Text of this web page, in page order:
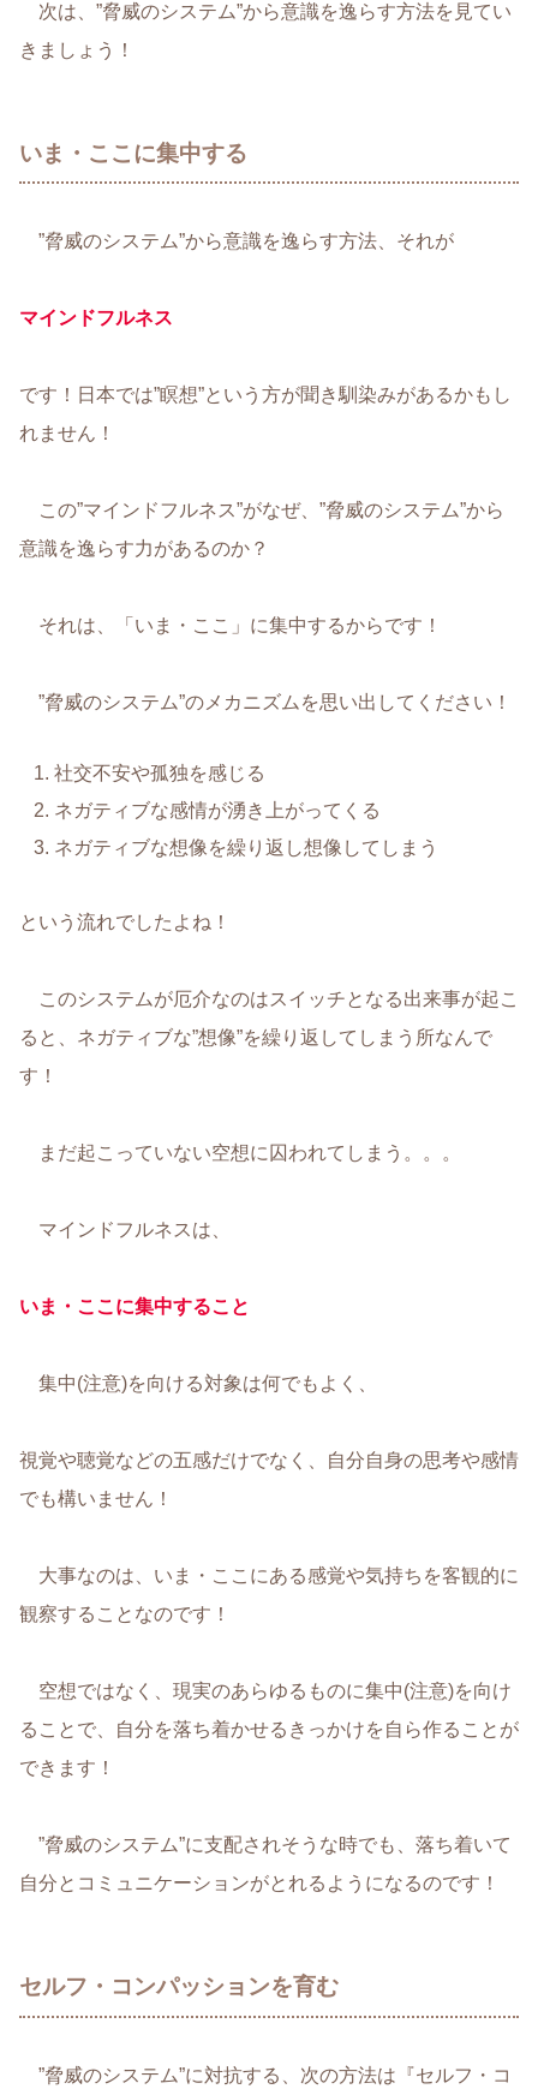
次は、”脅威のシステム”から意識を逸らす方法を見てい
きましょう！
いま・ここに集中する
”脅威のシステム”から意識を逸らす方法、それが
マインドフルネス
です！日本では”瞑想”という方が聞き馴染みがあるかもし
れません！
この”マインドフルネス”がなぜ、”脅威のシステム”から
意識を逸らす力があるのか？
それは、「いま・ここ」に集中するからです！
”脅威のシステム”のメカニズムを思い出してください！
社交不安や孤独を感じる
ネガティブな感情が湧き上がってくる
ネガティブな想像を繰り返し想像してしまう
という流れでしたよね！
このシステムが厄介なのはスイッチとなる出来事が起こ
ると、ネガティブな”想像”を繰り返してしまう所なんで
す！
まだ起こっていない空想に囚われてしまう。。。
マインドフルネスは、
いま・ここに集中すること
集中(注意)を向ける対象は何でもよく、
視覚や聴覚などの五感だけでなく、自分自身の思考や感情
でも構いません！
大事なのは、いま・ここにある感覚や気持ちを客観的に
観察することなのです！
空想ではなく、現実のあらゆるものに集中(注意)を向け
ることで、自分を落ち着かせるきっかけを自ら作ることが
できます！
”脅威のシステム”に支配されそうな時でも、落ち着いて
自分とコミュニケーションがとれるようになるのです！
セルフ・コンパッションを育む
”脅威のシステム”に対抗する、次の方法は『セルフ・コ